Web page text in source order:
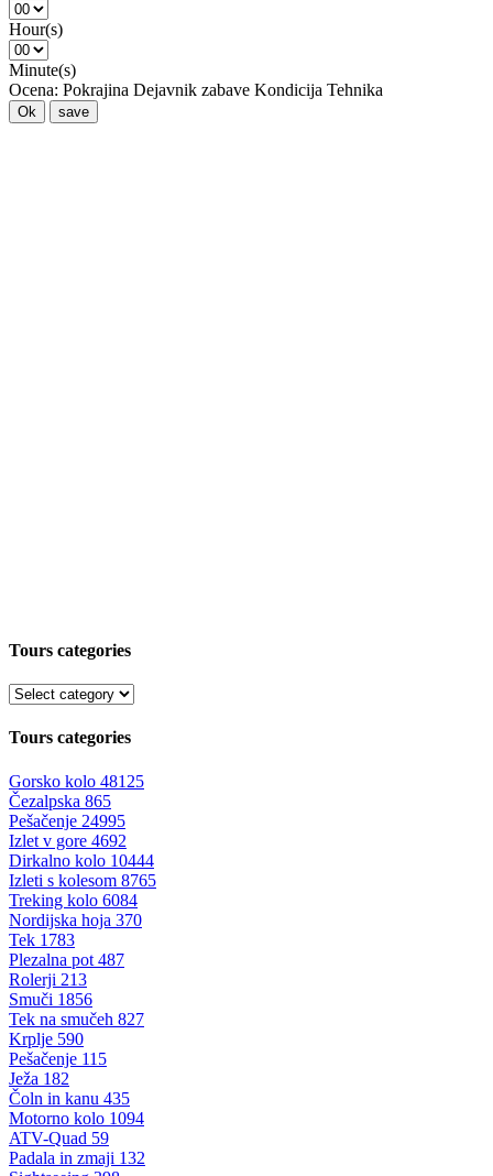
Hour(s)
Minute(s)
Ocena: Pokrajina Dejavnik zabave Kondicija Tehnika
Ok save
Tours categories
Tours categories
Gorsko kolo 48125
Čezalpska 865
Pešačenje 24995
Izlet v gore 4692
Dirkalno kolo 10444
Izleti s kolesom 8765
Treking kolo 6084
Nordijska hoja 370
Tek 1783
Plezalna pot 487
Rolerji 213
Smuči 1856
Tek na smučeh 827
Krplje 590
Pešačenje 115
Ježa 182
Čoln in kanu 435
Motorno kolo 1094
ATV-Quad 59
Padala in zmaji 132